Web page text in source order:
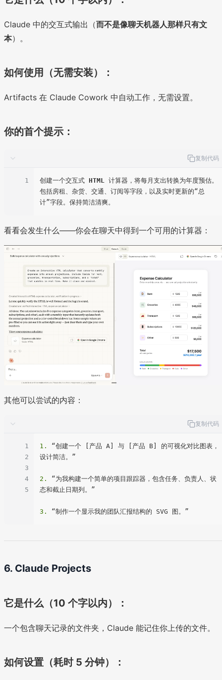
Claude 中的交互式输出（而不是像聊天机器人那样只有文
本）。
如何使用（无需安装）：
Artifacts 在 Claude Cowork 中自动工作，无需设置。
你的首个提示：
复制代码
1 创建一个交互式 HTML 计算器，将每月支出转换为年度预估。
包括房租、杂货、交通、订阅等字段，以及实时更新的“总
看看会发生什么——你会在聊天中得到一个可用的计算器：
其他可以尝试的内容：
复制代码
1
2
3
4
5
1.
“创建一个 [产品 A] 与 [产品 B] 的可视化对比图表，
设计简洁。”
2.
“为我构建一个简单的项目跟踪器，包含任务、负责人、状
态和截止日期列。”
3.
6. Claude Projects
它是什么（10 个字以内）：
一个包含聊天记录的文件夹，Claude 能记住你上传的文件。
如何设置（耗时 5 分钟）：